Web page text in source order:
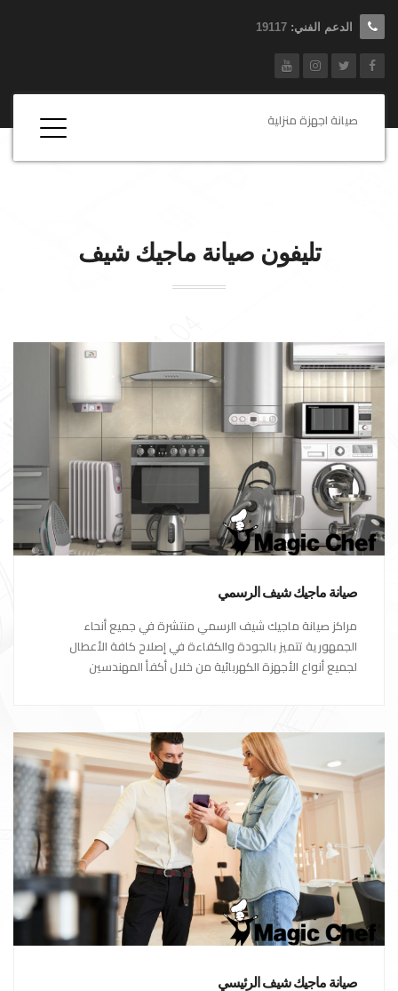
الدعم الفني: 19117
صيانة اجهزة منزلية
تليفون صيانةماجيك شيف
صيانة ماجيك شيف الرسمي
مراكز صيانة ماجيك شيف الرسمي منتشرة في جميع أنحاء
الجمهورية تتميز بالجودة والكفاءة في إصلاح كافة الأعطال
لجميع أنواع الأجهزة الكهربائية من خلال أكفأ المهندسين
صيانة ماجيك شيف الرئيسي